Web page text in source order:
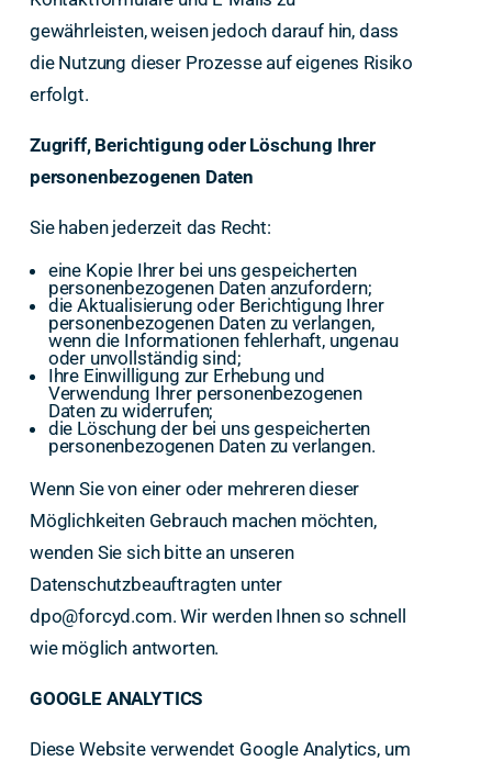
gewährleisten, weisen jedoch darauf hin, dass
die Nutzung dieser Prozesse auf eigenes Risiko
erfolgt.
Zugriff, Berichtigung oder Löschung Ihrer
personenbezogenen Daten
Sie haben jederzeit das Recht:
eine Kopie Ihrer bei uns gespeicherten
personenbezogenen Daten anzufordern;
die Aktualisierung oder Berichtigung Ihrer
personenbezogenen Daten zu verlangen,
wenn die Informationen fehlerhaft, ungenau
oder unvollständig sind;
Ihre Einwilligung zur Erhebung und
Verwendung Ihrer personenbezogenen
Daten zu widerrufen;
die Löschung der bei uns gespeicherten
personenbezogenen Daten zu verlangen.
Wenn Sie von einer oder mehreren dieser
Möglichkeiten Gebrauch machen möchten,
wenden Sie sich bitte an unseren
Datenschutzbeauftragten unter
dpo@forcyd.com. Wir werden Ihnen so schnell
wie möglich antworten.
GOOGLE ANALYTICS
Diese Website verwendet Google Analytics, um